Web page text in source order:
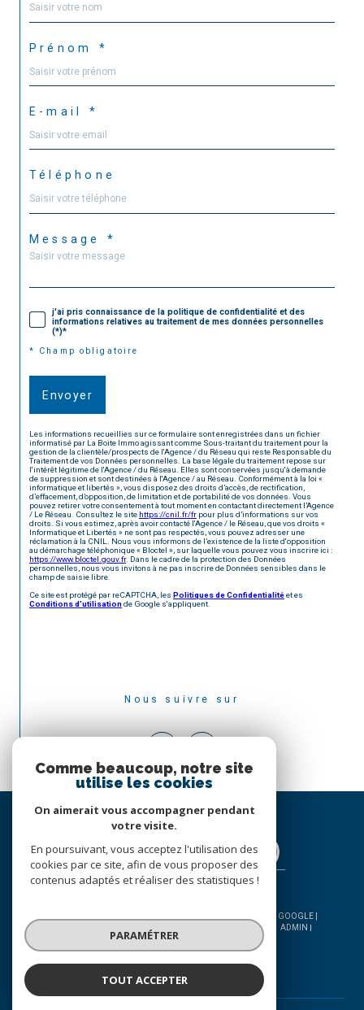
Prénom *
E-mail *
Téléphone
Message *
j'ai pris connaissance de la politique de confidentialité et des
informations relatives au traitement de mes données personnelles
(*)*
* Champ obligatoire
Envoyer
Les informations recueillies sur ce formulaire sont enregistrées dans un fichier
informatisé par La Boite Immo agissant comme Sous-traitant du traitement pour la
gestion de la clientèle/prospects de l'Agence / du Réseau qui reste Responsable du
Traitement de vos Données personnelles. La base légale du traitement repose sur
l'intérêt légitime de l'Agence / du Réseau. Elles sont conservées jusqu'à demande
de suppression et sont destinées à l'Agence / au Réseau. Conformément à la loi «
informatique et libertés », vous disposez des droits d’accès, de rectification,
d’effacement, d’opposition, de limitation et de portabilité de vos données. Vous
pouvez retirer votre consentement à tout moment en contactant directement l’Agence
/ Le Réseau. Consultez le site https://cnil.fr/fr pour plus d’informations sur vos
droits. Si vous estimez, après avoir contacté l'Agence / le Réseau, que vos droits «
Informatique et Libertés » ne sont pas respectés, vous pouvez adresser une
réclamation à la CNIL. Nous vous informons de l’existence de la liste d'opposition
au démarchage téléphonique « Bloctel », sur laquelle vous pouvez vous inscrire ici :
https://www.bloctel.gouv.fr. Dans le cadre de la protection des Données
personnelles, nous vous invitons à ne pas inscrire de Données sensibles dans le
champ de saisie libre.
Ce site est protégé par reCAPTCHA, les Politiques de Confidentialitéet es
Conditions d'utilisationde Google s'appliquent.
Nous suivre sur
© 2026 | TOUS DROITS RÉSERVÉS | TRADUCTION POWERED BY GOOGLE |
MENTIONS LÉGALES
ADMIN
NOS LIENS
POLITIQUE RGPD
Comme beaucoup, notre site
utilise les cookies
On aimerait vous accompagner pendant
votre visite.
En poursuivant, vous acceptez l'utilisation des
cookies par ce site, afin de vous proposer des
contenus adaptés et réaliser des statistiques !
PARAMÉTRER
TOUT ACCEPTER